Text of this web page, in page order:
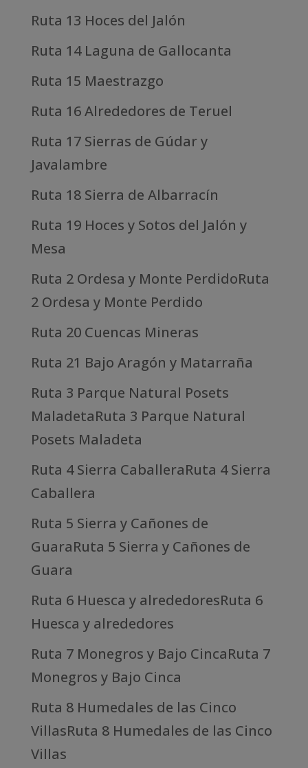
Ruta 13 Hoces del Jalón
Ruta 14 Laguna de Gallocanta
Ruta 15 Maestrazgo
Ruta 16 Alrededores de Teruel
Ruta 17 Sierras de Gúdar y
Javalambre
Ruta 18 Sierra de Albarracín
Ruta 19 Hoces y Sotos del Jalón y
Mesa
Ruta 2 Ordesa y Monte PerdidoRuta
2 Ordesa y Monte Perdido
Ruta 20 Cuencas Mineras
Ruta 21 Bajo Aragón y Matarraña
Ruta 3 Parque Natural Posets
MaladetaRuta 3 Parque Natural
Posets Maladeta
Ruta 4 Sierra CaballeraRuta 4 Sierra
Caballera
Ruta 5 Sierra y Cañones de
GuaraRuta 5 Sierra y Cañones de
Guara
Ruta 6 Huesca y alrededoresRuta 6
Huesca y alrededores
Ruta 7 Monegros y Bajo CincaRuta 7
Monegros y Bajo Cinca
Ruta 8 Humedales de las Cinco
VillasRuta 8 Humedales de las Cinco
Villas